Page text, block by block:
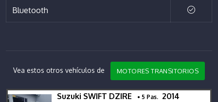
Bluetooth
Vea estos otros vehículos de MOTORES TRANSITORIOS
Suzuki SWIFT DZIRE • 5 Pas. 2014